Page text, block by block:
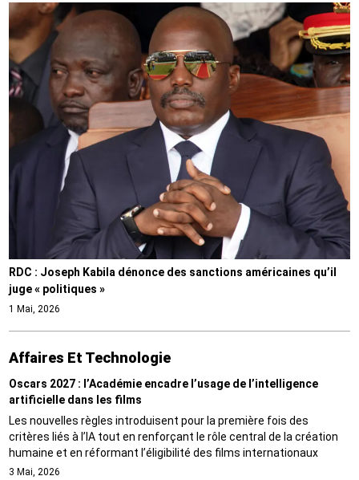
RDC : Joseph Kabila dénonce des sanctions américaines qu’il
juge « politiques »
1 Mai, 2026
Affaires Et Technologie
Oscars 2027 : l’Académie encadre l’usage de l’intelligence
artificielle dans les films
Les nouvelles règles introduisent pour la première fois des
critères liés à l’IA tout en renforçant le rôle central de la création
humaine et en réformant l’éligibilité des films internationaux
3 Mai, 2026